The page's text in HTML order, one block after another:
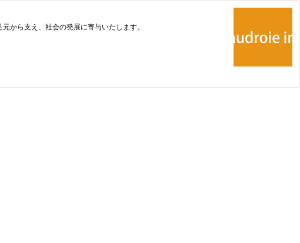
から支え、社会の発展に寄与いたします。